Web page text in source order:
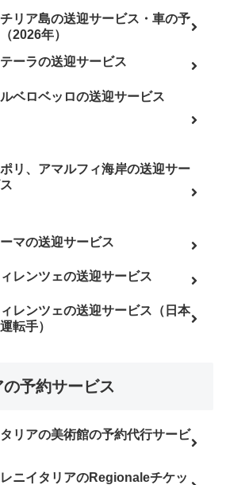
リア島の送迎サービス・車の予
2026年）
ーラの送迎サービス
ベロベッロの送迎サービス
リ、アマルフィ海岸の送迎サー
マの送迎サービス
レンツェの送迎サービス
レンツェの送迎サービス（日本
転手）
予約サービス
リアの美術館の予約代行サービ
レニイタリアのRegionaleチケッ